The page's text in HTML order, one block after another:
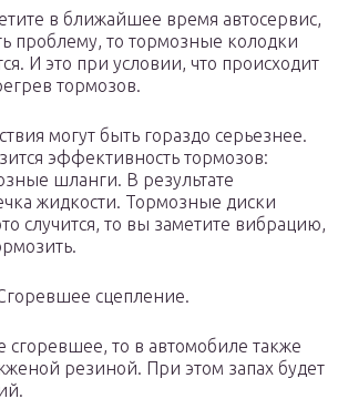
в ближайшее время автосервис,
проблему, то тормозные колодки
И это при условии, что происходит
тормозов.
могут быть гораздо серьезнее.
эффективность тормозов:
шланги. В результате
жидкости. Тормозные диски
случится, то вы заметите вибрацию,
сцепление.
сгоревшее, то в автомобиле также
резиной. При этом запах будет